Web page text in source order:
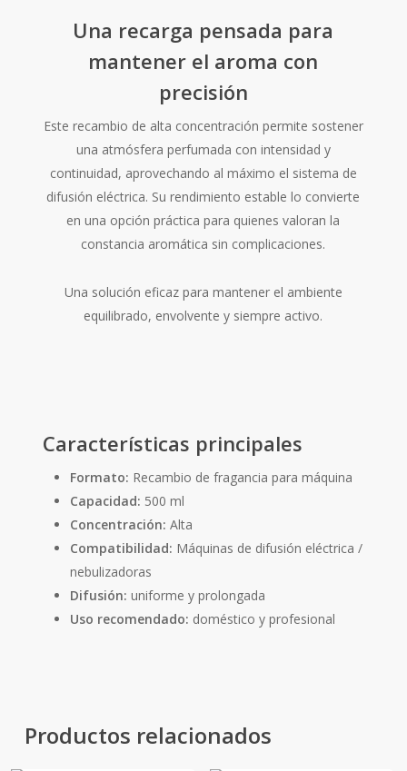
Una recarga pensada para
mantener el aroma con
precisión
Este recambio de alta concentración permite sostener
una atmósfera perfumada con intensidad y
continuidad, aprovechando al máximo el sistema de
difusión eléctrica. Su rendimiento estable lo convierte
en una opción práctica para quienes valoran la
constancia aromática sin complicaciones.
Una solución eficaz para mantener el ambiente
equilibrado, envolvente y siempre activo.
Características principales
Formato: Recambio de fragancia para máquina
Capacidad: 500 ml
Concentración: Alta
Compatibilidad: Máquinas de difusión eléctrica /
nebulizadoras
Difusión: uniforme y prolongada
Uso recomendado: doméstico y profesional
Productos relacionados